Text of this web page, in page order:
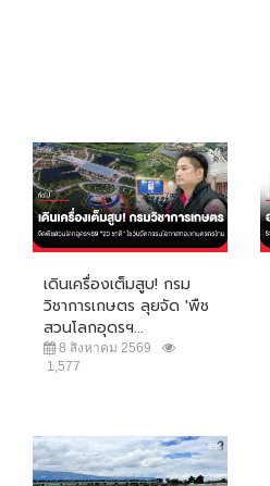
เดินเครื่องเต็มสูบ! กรม
วิชาการเกษตร ลุยจัด 'พืช
สวนโลกอุดรฯ...
8 สิงหาคม 2569
1,577